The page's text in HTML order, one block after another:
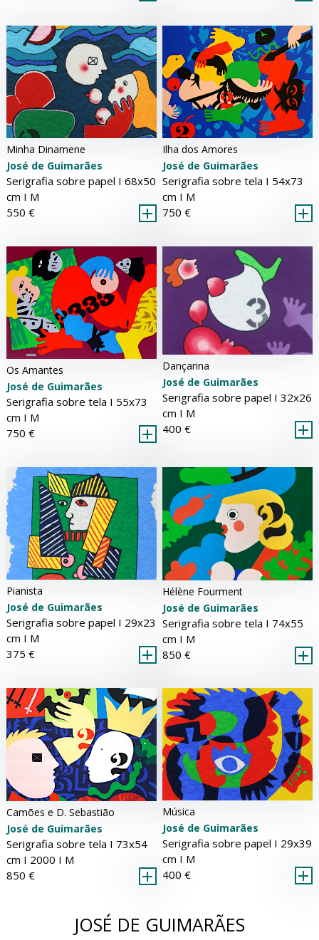
Minha Dinamene
José de Guimarães
Serigrafia sobre papel Ι 68x50
cm Ι M
550 €
Ilha dos Amores
José de Guimarães
Serigrafia sobre tela Ι 54x73
cm Ι M
750 €
Os Amantes
José de Guimarães
Serigrafia sobre tela Ι 55x73
cm Ι M
750 €
Dançarina
José de Guimarães
Serigrafia sobre papel Ι 32x26
cm Ι M
400 €
Pianista
José de Guimarães
Serigrafia sobre papel Ι 29x23
cm Ι M
375 €
Hélène Fourment
José de Guimarães
Serigrafia sobre tela Ι 74x55
cm Ι M
850 €
Camões e D. Sebastião
José de Guimarães
Serigrafia sobre tela Ι 73x54
cm Ι 2000 Ι M
850 €
Música
José de Guimarães
Serigrafia sobre papel Ι 29x39
cm Ι M
400 €
JOSÉ DE GUIMARÃES